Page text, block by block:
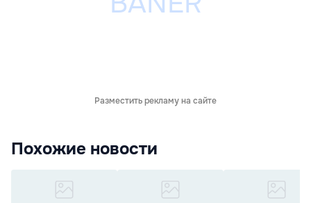
Разместить рекламу на сайте
Похожие новости